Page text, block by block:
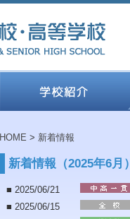
HOME > 新着情報
新着情報（2025年6月）
■ 2025/06/21
■ 2025/06/15